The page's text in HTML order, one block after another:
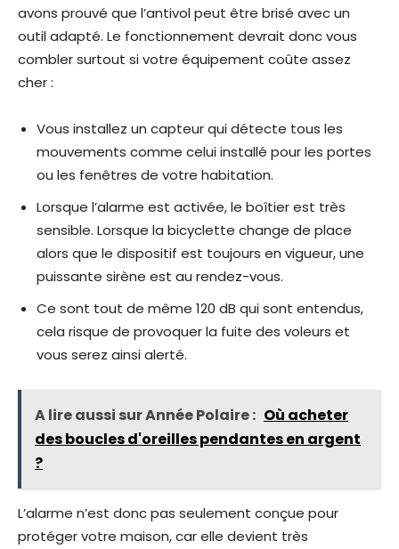
avons prouvé que l’antivol peut être brisé avec un
outil adapté. Le fonctionnement devrait donc vous
combler surtout si votre équipement coûte assez
cher :
Vous installez un capteur qui détecte tous les
mouvements comme celui installé pour les portes
ou les fenêtres de votre habitation.
Lorsque l’alarme est activée, le boîtier est très
sensible. Lorsque la bicyclette change de place
alors que le dispositif est toujours en vigueur, une
puissante sirène est au rendez-vous.
Ce sont tout de même 120 dB qui sont entendus,
cela risque de provoquer la fuite des voleurs et
vous serez ainsi alerté.
A lire aussi sur Année Polaire : Où acheter
des boucles d'oreilles pendantes en argent
?
L’alarme n’est donc pas seulement conçue pour
protéger votre maison, car elle devient très